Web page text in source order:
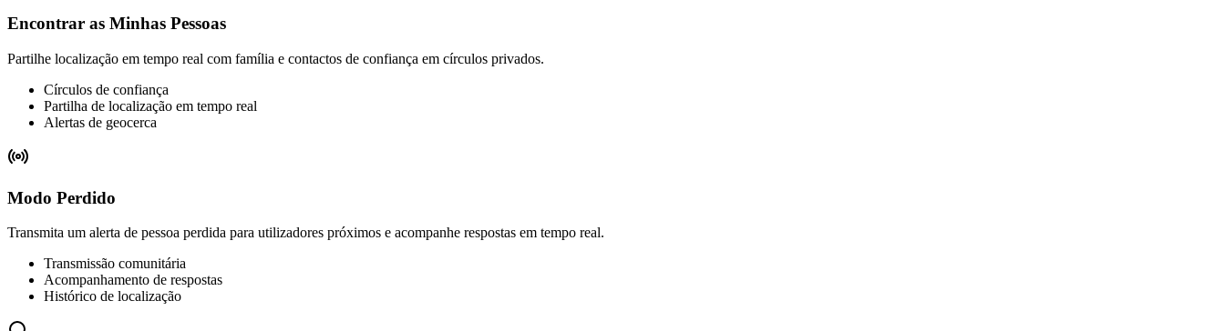
Encontrar as Minhas Pessoas
Partilhe localização em tempo real com família e contactos de confiança em círculos privados.
Círculos de confiança
Partilha de localização em tempo real
Alertas de geocerca
Modo Perdido
Transmita um alerta de pessoa perdida para utilizadores próximos e acompanhe respostas em tempo real.
Transmissão comunitária
Acompanhamento de respostas
Histórico de localização